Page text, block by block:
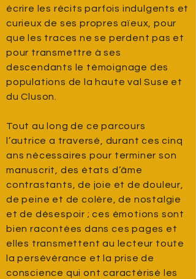
écrire les récits parfois indulgents et
curieux de ses propres aïeux, pour
que les traces ne se perdent pas et
pour transmettre à ses
descendants le témoignage des
populations de la haute val Suse et
du Cluson.
Tout au long de ce parcours
l’autrice a traversé, durant ces cinq
ans nécessaires pour terminer son
manuscrit, des états d’âme
contrastants, de joie et de douleur,
de peine et de colère, de nostalgie
et de désespoir ; ces émotions sont
bien racontées dans ces pages et
elles transmettent au lecteur toute
la persévérance et la prise de
conscience qui ont caractérisé les